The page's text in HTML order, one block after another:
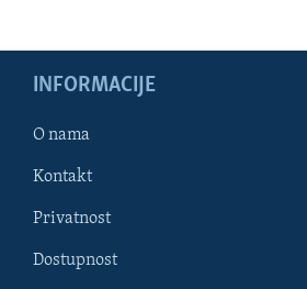
INFORMACIJE
O nama
Kontakt
Privatnost
Dostupnost